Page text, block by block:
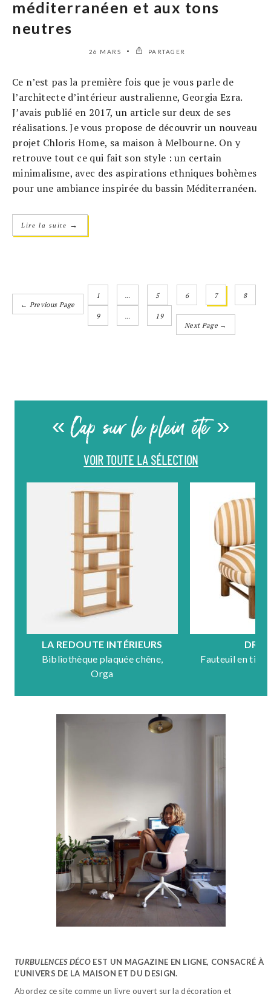
méditerranéen et aux tons
neutres
26 MARS PARTAGER
Ce n’est pas la première fois que je vous parle de
l’architecte d’intérieur australienne, Georgia Ezra.
J’avais publié en 2017, un article sur deux de ses
réalisations. Je vous propose de découvrir un nouveau
projet Chloris Home, sa maison à Melbourne. On y
retrouve tout ce qui fait son style : un certain
minimalisme, avec des aspirations ethniques bohèmes
pour une ambiance inspirée du bassin Méditerranéen.
Lire la suite →
← Previous Page
1 5 6 7 8
9
19
Next Page →
« Cap sur le plein été »
VOIR TOUTE LA SÉLECTION
LA REDOUTE INTÉRIEURS
Bibliothèque plaquée chêne,
Orga
Fauteuil en
TURBULENCES DÉCO EST UN MAGAZINE EN LIGNE, CONSACRÉ À
L’UNIVERS DE LA MAISON ET DU DESIGN.
Abordez ce site comme un livre ouvert sur la décoration et